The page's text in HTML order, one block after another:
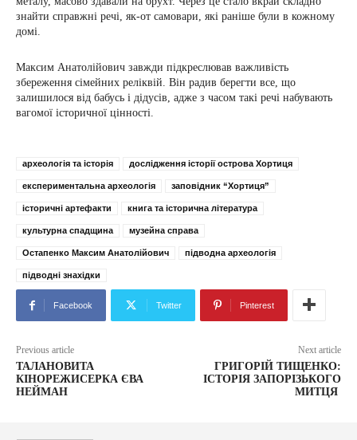
знайти справжні речі, як-от самовари, які раніше були в кожному
домі.
Максим Анатолійович завжди підкреслював важливість
збереження сімейних реліквій. Він радив берегти все, що
залишилося від бабусь і дідусів, адже з часом такі речі набувають
вагомої історичної цінності.
археологія та історія дослідження історії острова Хортиця
експериментальна археологія заповідник “Хортиця”
історичні артефакти книга та історична література
культурна спадщина музейна справа
Остапенко Максим Анатолійович підводна археологія
підводні знахідки
Facebook Twitter Pinterest
Previous article
ТАЛАНОВИТА
КІНОРЕЖИСЕРКА ЄВА
НЕЙМАН
Next article
ГРИГОРІЙ ТИЩЕНКО:
ІСТОРІЯ ЗАПОРІЗЬКОГО
МИТЦЯ